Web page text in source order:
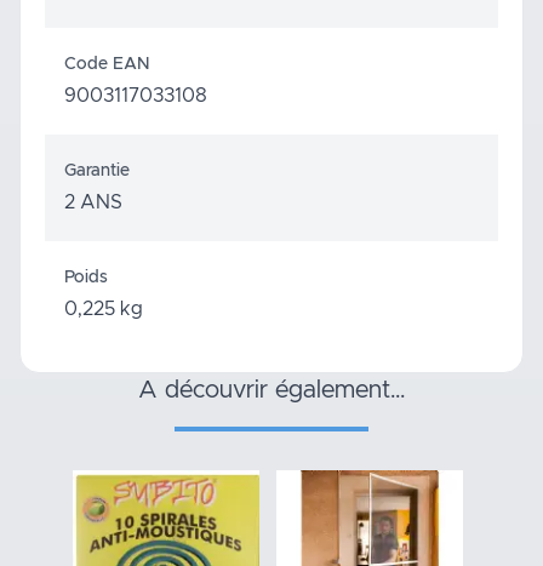
Code EAN
9003117033108
Garantie
2 ANS
Poids
0,225 kg
a découvrir également…